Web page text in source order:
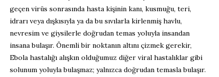
geçen virüs sonrasında hasta kişinin kanı, kusmuğu, teri,
idrarı veya dışkısıyla ya da bu sıvılarla kirlenmiş havlu,
nevresim ve giysilerle doğrudan temas yoluyla insandan
insanabulaşır. Önemli bir noktanın altını çizmek gerekir,
Ebola hastalığı alışkın olduğumuz diğer viral hastalıklar gibi
solunum yoluylabulaşmaz; yalnızca doğrudan temasla bulaşır.